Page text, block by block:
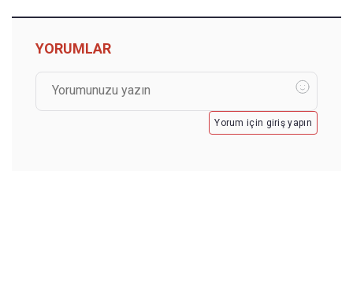
YORUMLAR
Yorum için giriş yapın